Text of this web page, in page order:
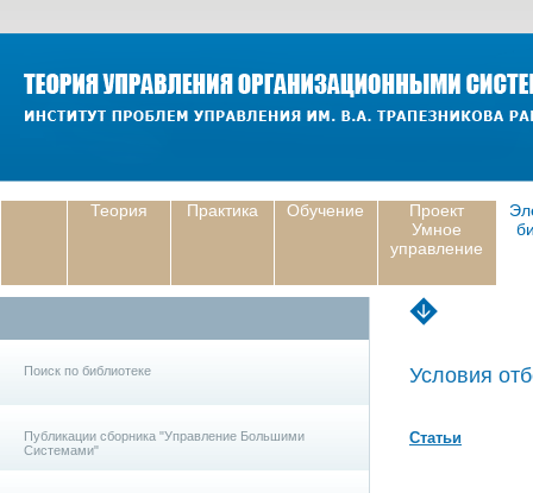
Теория Практика Обучение
Проект
Умное
управление
Поиск по библиотеке
Публикации сборника "Управление Большими
Системами"
Условия
Статьи